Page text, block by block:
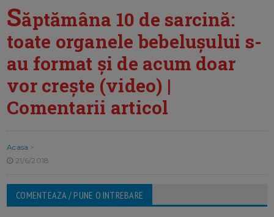
Săptămâna 10 de sarcină:
toate organele bebelușului s-
au format și de acum doar
vor crește (video) |
Comentarii articol
Acasa >
21/6/2018
COMENTEAZA / PUNE O INTREBARE